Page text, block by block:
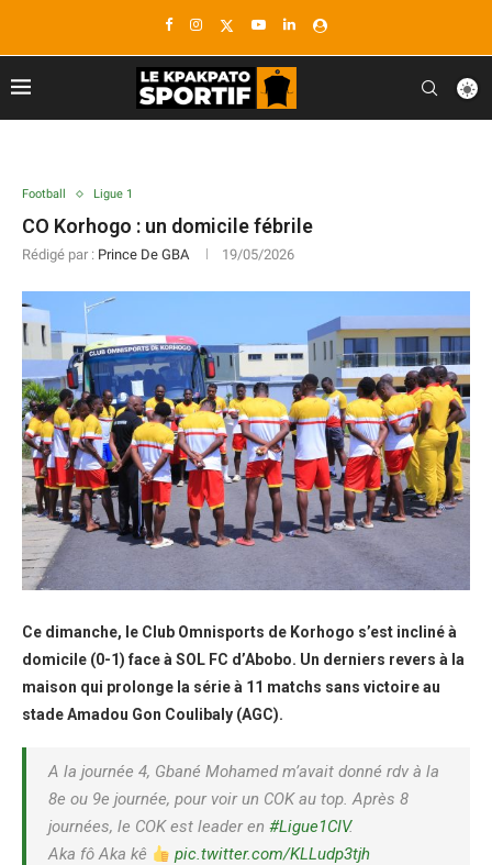
Football Ligue 1
CO Korhogo : un domicile fébrile
Rédigé par : Prince De GBA 19/05/2026
Ce dimanche, le Club Omnisports de Korhogo s’est incliné à
domicile (0-1) face à SOL FC d’Abobo. Un derniers revers à la
maison qui prolonge la série à 11 matchs sans victoire au
stade Amadou Gon Coulibaly (AGC).
A la journée 4, Gbané Mohamed m’avait donné rdv à la
8e ou 9e journée, pour voir un COK au top. Après 8
journées, le COK est leader en #Ligue1CIV.
Aka fô Aka kê
pic.twitter.com/KLLudp3tjh